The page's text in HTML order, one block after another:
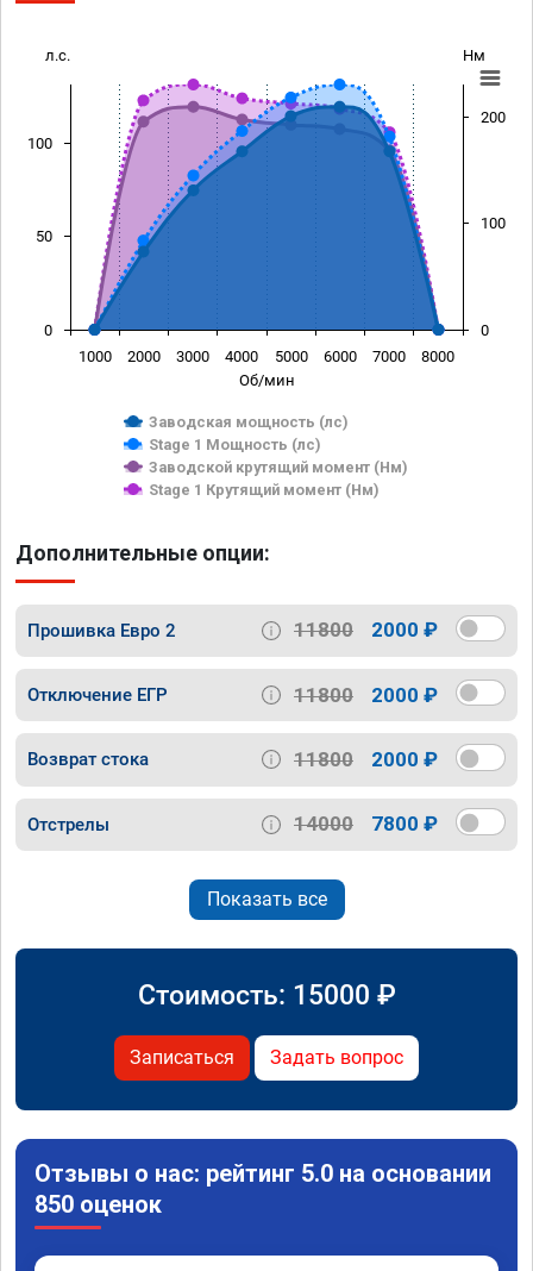
Об/мин
л.с. Нм
Заводская мощность (лс)
Stage 1 Мощность (лс)
Заводской крутящий момент (Нм)
Stage 1 Крутящий момент (Нм)
1000 2000 3000 4000 5000 6000 7000 8000
0
50
100
0
100
200
Дополнительные опции:
Прошивка Евро 2 11800 2000 ₽
Отключение ЕГР 11800 2000 ₽
Возврат стока 11800 2000 ₽
Отстрелы 14000 7800 ₽
Показать все
Стоимость: 15000 ₽
Записаться Задать вопрос
Отзывы о нас: рейтинг 5.0 на основании
850 оценок